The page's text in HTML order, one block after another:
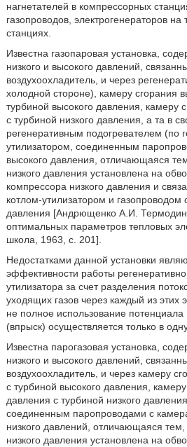
нагнетателей в компрессорных
газопроводов, электрогенераторов на
станциях.
Известна газопаровая установка,
низкого и высокого давлений,
воздухоохладитель, и через
холодной стороне), камеру сгорания
турбиной высокого давления, камеру
с турбиной низкого давления, а та в
регенеративным подогревателем (по
утилизатором, соединенным
высокого давления, отличающаяся
низкого давления установлена на
компрессора низкого давления и
котлом-утилизатором и газопроводом
давления [Андрющенко А.И.
оптимальных параметров тепловых
школа, 1963, с. 201].
Недостатками данной установки
эффективности работы
утилизатора за счет разделения
уходящих газов через каждый из этих
не полное использование потенциала
(впрыск) осуществляется только в
Известна парогазовая установка,
низкого и высокого давлений,
воздухоохладитель, и через камеру
с турбиной высокого давления,
давления с турбиной низкого
соединенным паропроводами с
низкого давлений, отличающаяся тем,
низкого давления установлена на